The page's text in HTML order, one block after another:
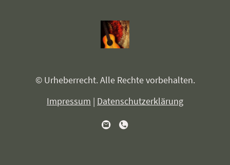
© Urheberrecht. Alle Rechte vorbehalten.
Impressum | Datenschutzerklärung